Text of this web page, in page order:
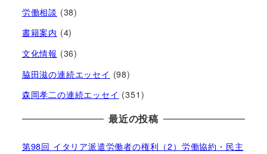
労働相談 (38)
書籍案内 (4)
文化情報 (36)
脇田滋の連続エッセイ (98)
森岡孝二の連続エッセイ (351)
最近の投稿
第98回 イタリア派遣労働者の権利（2）労働協約・民主